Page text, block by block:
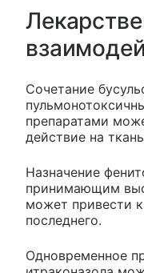
Сочетание
препаратами
действие на
Назначение
принимающим
может привести
последнего.
Одновременное